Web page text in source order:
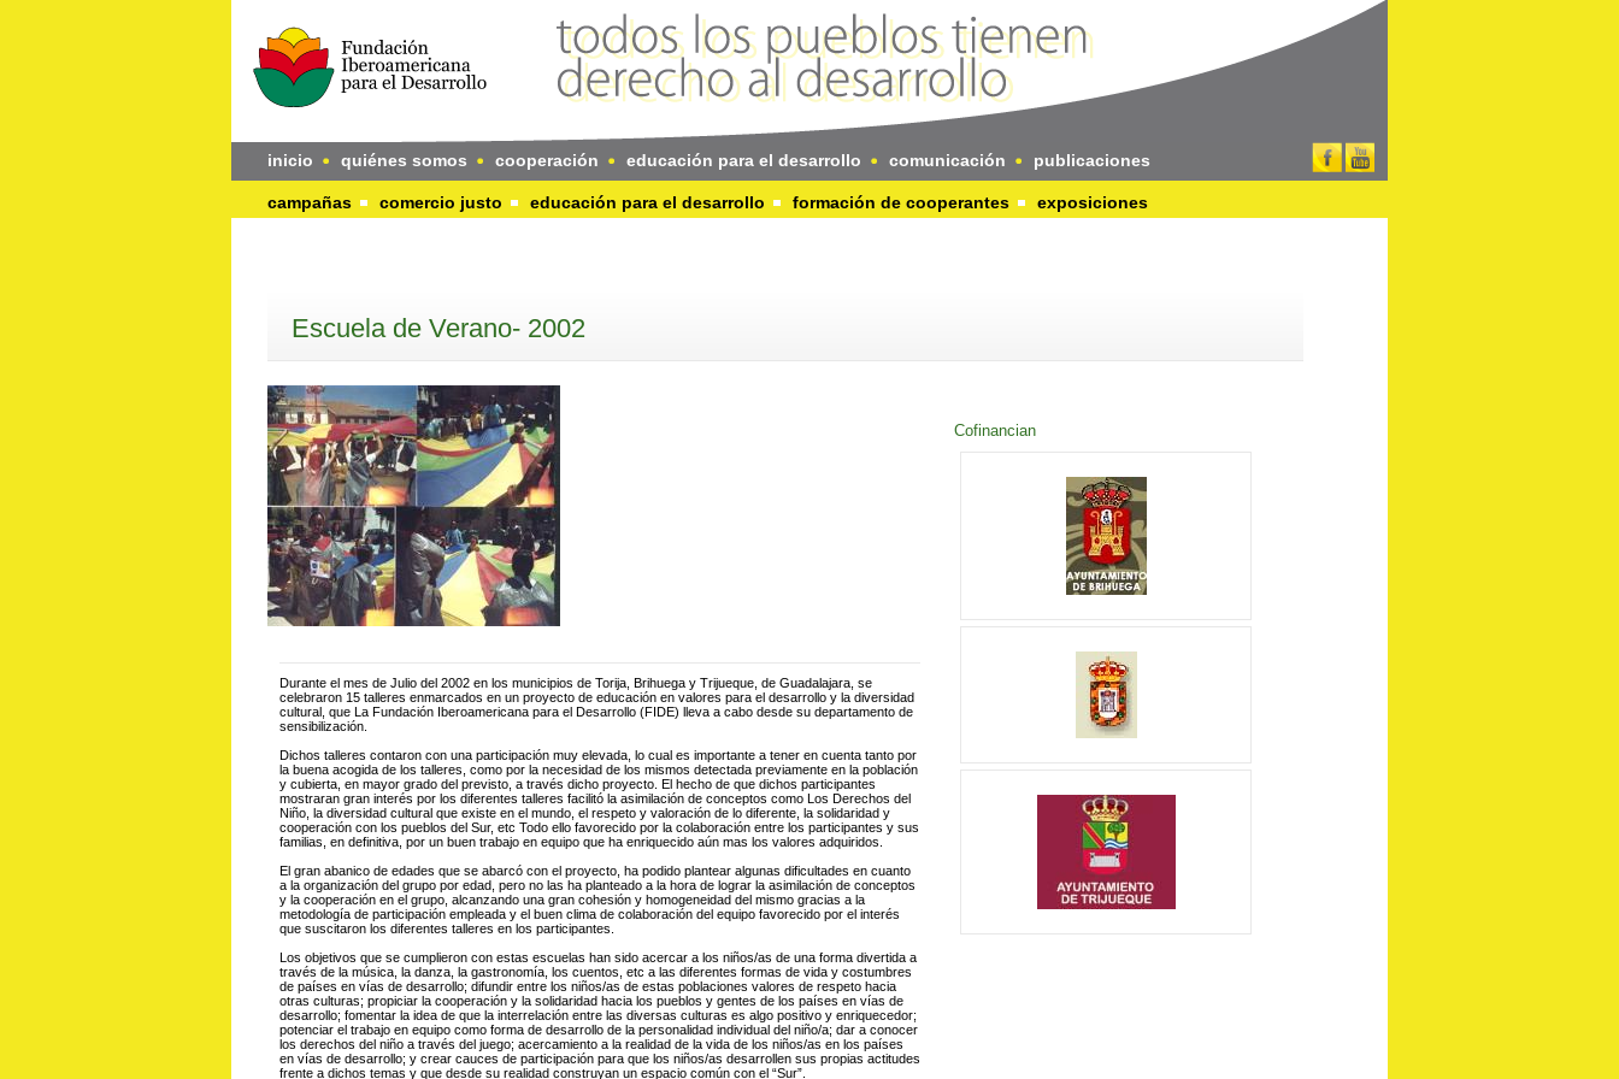
inicio quiénes somos cooperación educación para el desarrollo comunicación publicaciones
campañas comercio justo educación para el desarrollo formación de cooperantes exposiciones
Escuela de Verano- 2002
Durante el mes de Julio del 2002 en los municipios de Torija, Brihuega y Trijueque, de Guadalajara, se
celebraron 15 talleres enmarcados en un proyecto de educación en valores para el desarrollo y la diversidad
cultural, que La Fundación Iberoamericana para el Desarrollo (FIDE) lleva a cabo desde su departamento de
sensibilización.
Dichos talleres contaron con una participación muy elevada, lo cual es importante a tener en cuenta tanto por
la buena acogida de los talleres, como por la necesidad de los mismos detectada previamente en la población
y cubierta, en mayor grado del previsto, a través dicho proyecto. El hecho de que dichos participantes
mostraran gran interés por los diferentes talleres facilitó la asimilación de conceptos como Los Derechos del
Niño, la diversidad cultural que existe en el mundo, el respeto y valoración de lo diferente, la solidaridad y
cooperación con los pueblos del Sur, etc Todo ello favorecido por la colaboración entre los participantes y sus
familias, en definitiva, por un buen trabajo en equipo que ha enriquecido aún mas los valores adquiridos.
El gran abanico de edades que se abarcó con el proyecto, ha podido plantear algunas dificultades en cuanto
a la organización del grupo por edad, pero no las ha planteado a la hora de lograr la asimilación de conceptos
y la cooperación en el grupo, alcanzando una gran cohesión y homogeneidad del mismo gracias a la
metodología de participación empleada y el buen clima de colaboración del equipo favorecido por el interés
que suscitaron los diferentes talleres en los participantes.
Los objetivos que se cumplieron con estas escuelas han sido acercar a los niños/as de una forma divertida a
través de la música, la danza, la gastronomía, los cuentos, etc a las diferentes formas de vida y costumbres
de países en vías de desarrollo; difundir entre los niños/as de estas poblaciones valores de respeto hacia
otras culturas; propiciar la cooperación y la solidaridad hacia los pueblos y gentes de los países en vías de
desarrollo; fomentar la idea de que la interrelación entre las diversas culturas es algo positivo y enriquecedor;
potenciar el trabajo en equipo como forma de desarrollo de la personalidad individual del niño/a; dar a conocer
los derechos del niño a través del juego; acercamiento a la realidad de la vida de los niños/as en los países
en vías de desarrollo; y crear cauces de participación para que los niños/as desarrollen sus propias actitudes
frente a dichos temas y que desde su realidad construyan un espacio común con el “Sur”.
Cofinancian